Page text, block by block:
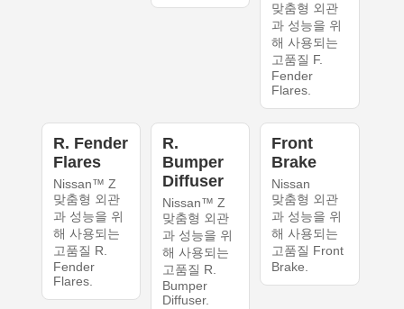
맞춤형 외관
과 성능을 위
해 사용되는
고품질 F.
Fender
Flares.
R. Fender
Flares
Nissan™ Z
맞춤형 외관
과 성능을 위
해 사용되는
고품질 R.
Fender
Flares.
R.
Bumper
Diffuser
Nissan™ Z
맞춤형 외관
과 성능을 위
해 사용되는
고품질 R.
Bumper
Diffuser.
Front
Brake
Nissan
맞춤형 외관
과 성능을 위
해 사용되는
고품질 Front
Brake.